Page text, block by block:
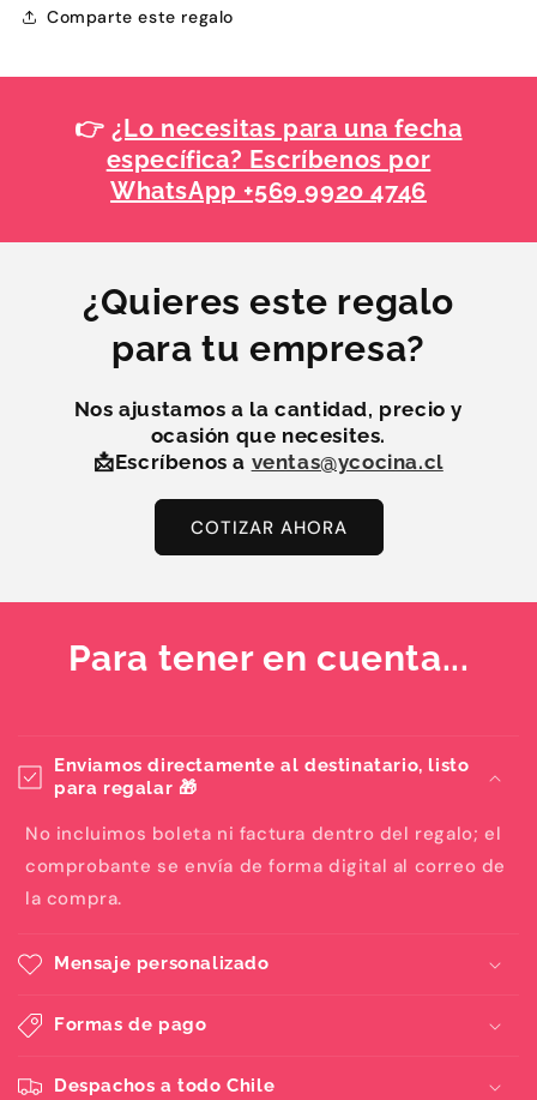
Comparte este regalo
👉 ¿Lo necesitas para una fecha
específica? Escríbenos por
WhatsApp +569 9920 4746
¿Quieres este regalo
para tu empresa?
Nos ajustamos a lacantidad, precio y
ocasión que necesites.
📩Escríbenos a ventas@ycocina.cl
COTIZAR AHORA
Para tener en cuenta...
Enviamos directamente al destinatario, listo
para regalar 🎁
No incluimos boleta ni factura dentro del regalo; el
comprobante se envía de forma digital al correo de
la compra.
Mensaje personalizado
Formas de pago
Despachos a todo Chile